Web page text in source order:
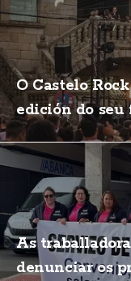
O Castelo
edición do
As
denunciar os